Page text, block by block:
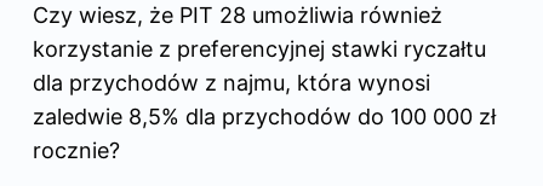
Czy wiesz, że PIT 28 umożliwia również
korzystanie z preferencyjnej stawki ryczałtu
dla przychodów z najmu, która wynosi
zaledwie 8,5% dla przychodów do 100 000 zł
rocznie?